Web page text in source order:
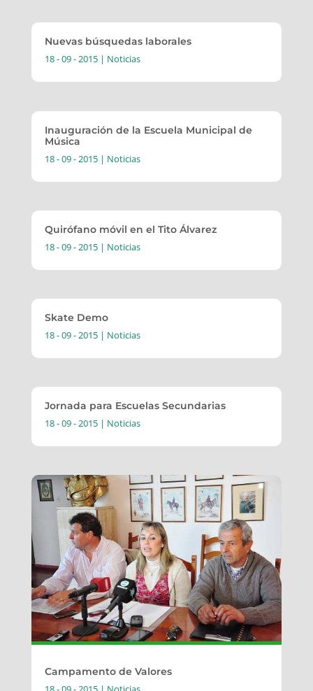
Nuevas búsquedas laborales
18 - 09 - 2015| Noticias
Inauguración de la Escuela Municipal de
Música
18 - 09 - 2015| Noticias
Quirófano móvil en el Tito Álvarez
18 - 09 - 2015| Noticias
Skate Demo
18 - 09 - 2015| Noticias
Jornada para Escuelas Secundarias
18 - 09 - 2015| Noticias
Campamento de Valores